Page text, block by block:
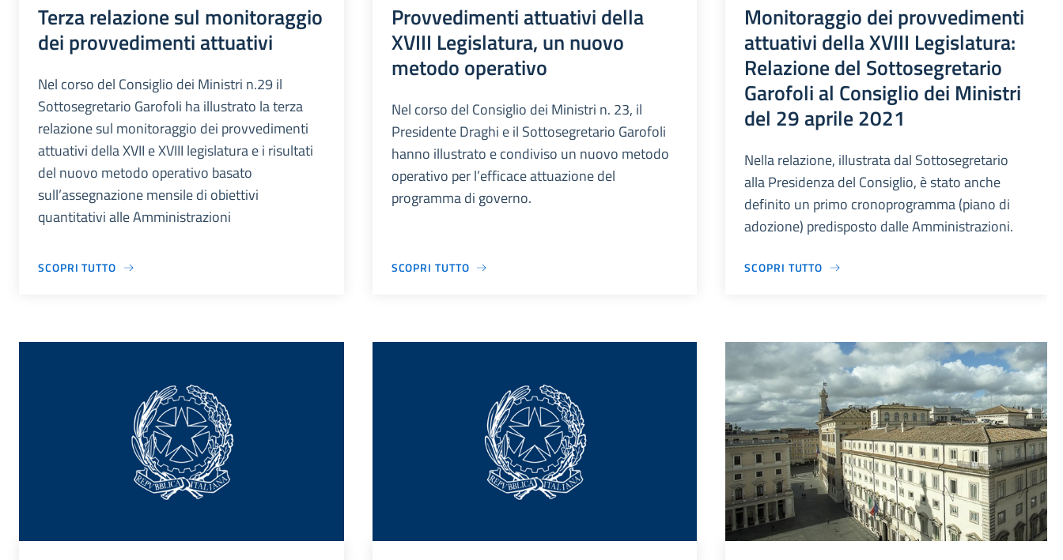
Terza relazione sul monitoraggio
dei provvedimenti attuativi
Nel corso del Consiglio dei Ministri n.29 il
Sottosegretario Garofoli ha illustrato la terza
relazione sul monitoraggio dei provvedimenti
attuativi della XVII e XVIII legislatura e i risultati
del nuovo metodo operativo basato
sull’assegnazione mensile di obiettivi
quantitativi alle Amministrazioni
SCOPRI TUTTO
Provvedimenti attuativi della
XVIII Legislatura, un nuovo
metodo operativo
Nel corso del Consiglio dei Ministri n. 23, il
Presidente Draghi e il Sottosegretario Garofoli
hanno illustrato e condiviso un nuovo metodo
operativo per l’efficace attuazione del
programma di governo.
SCOPRI TUTTO
Monitoraggio dei provvedimenti
attuativi della XVIII Legislatura:
Relazione del Sottosegretario
Garofoli al Consiglio dei Ministri
del 29 aprile 2021
Nella relazione, illustrata dal Sottosegretario
alla Presidenza del Consiglio, è stato anche
definito un primo cronoprogramma (piano di
adozione) predisposto dalle Amministrazioni.
SCOPRI TUTTO